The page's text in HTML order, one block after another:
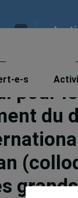
e-s
pour
du